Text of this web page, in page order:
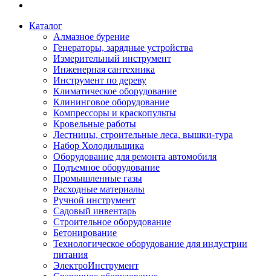
Каталог
Алмазное бурение
Генераторы, зарядные устройства
Измерительный инструмент
Инженерная сантехника
Инструмент по дереву
Климатическое оборудование
Клининговое оборудование
Компрессоры и краскопульты
Кровельные работы
Лестницы, строительные леса, вышки-тура
Набор Холодильщика
Оборудование для ремонта автомобиля
Подъемное оборудование
Промышленные газы
Расходные материалы
Ручной инструмент
Садовый инвентарь
Строительное оборудование
Бетонирование
Технологическое оборудование для индустрии
питания
ЭлектроИнструмент